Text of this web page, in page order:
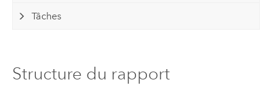
Tâches
Structure du rapport